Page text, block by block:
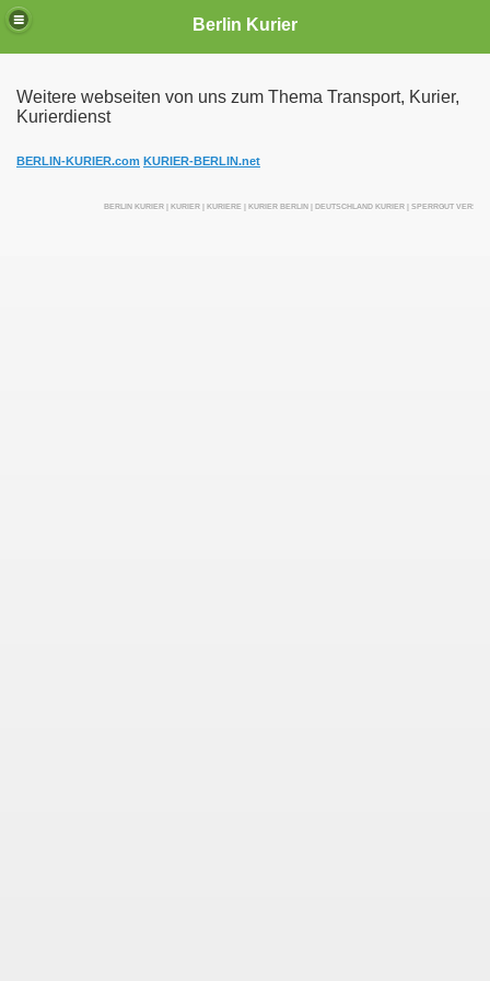
Berlin Kurier
Weitere webseiten von uns zum Thema Transport, Kurier,
Kurierdienst
BERLIN-KURIER.com KURIER-BERLIN.net
BERLIN KURIER | KURIER | KURIERE | KURIER BERLIN | DEUTSCHLAND KURIER | SPERRGUT